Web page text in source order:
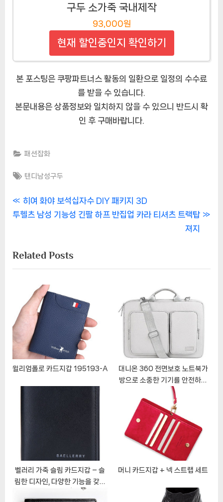
구두 소가죽 국내제작
93,000원
현재 할인중인지 확인하기
본 포스팅은 쿠팡파트너스 활동의 일환으로 일정의 수수료
를 받을 수 있습니다.
본문내용은 상품정보와 일치하지 않을 수 있으니 반드시 확
인 후 구매바랍니다.
패션잡화
Tags:
탠디남성구두
글
게
션
P
r
i
o
P
:
히여 화야 보석십자수 DIY 패키지 3D
N
t
P
:
투헬츠 남성 기능성 긴팔 하프 반집업 카라 티셔츠 트랙탑
져지
Related Posts
윌리엄폴로 카드지갑 195193-A
대니온 360 전면보호 노트북가
방으로 소중한 기기를 안전하게
지키세요!
벨러리 가죽 슬림 카드지갑 – 슬
림한 디자인, 다양한 기능을 갖춘
머니 카드지갑 + 넥 스트랩 세트